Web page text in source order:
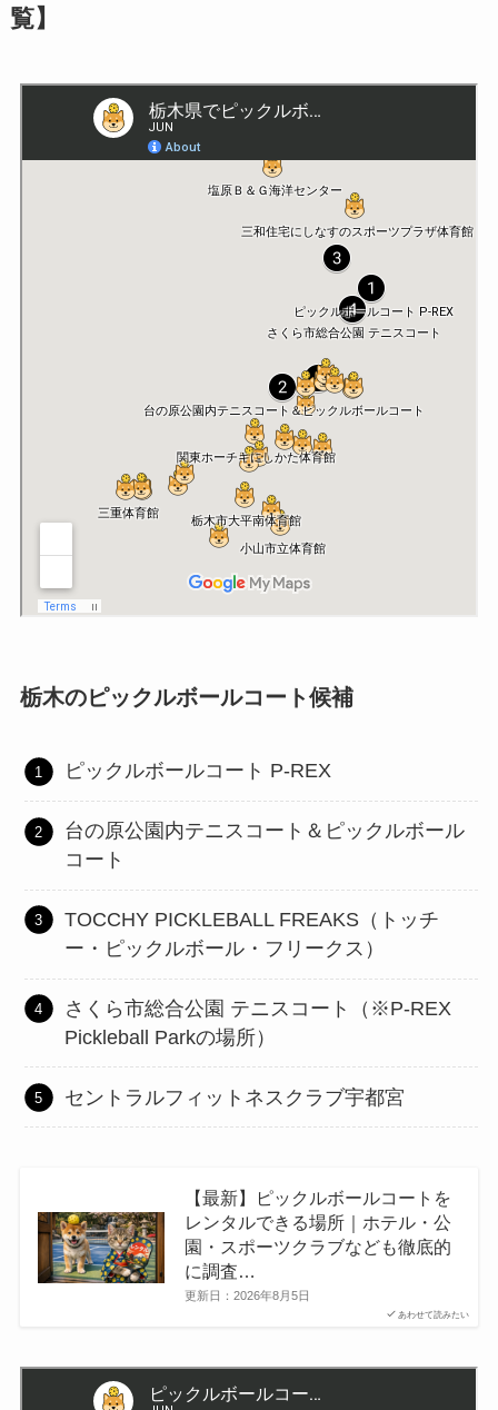
覧】
栃木のピックルボールコート候補
ピックルボールコート P-REX
台の原公園内テニスコート＆ピックルボール
コート
TOCCHY PICKLEBALL FREAKS（トッチ
ー・ピックルボール・フリークス）
さくら市総合公園 テニスコート（※P-REX
Pickleball Parkの場所）
セントラルフィットネスクラブ宇都宮
あわせて読みたい
【最新】ピックルボールコートを
レンタルできる場所｜ホテル・公
園・スポーツクラブなども徹底的
に調査…
更新日： 2026年8月5日